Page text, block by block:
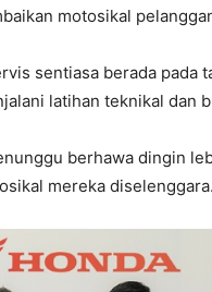
motosikal
sentiasa berada pada
latihan teknikal dan
berhawa dingin
mereka diselenggara.